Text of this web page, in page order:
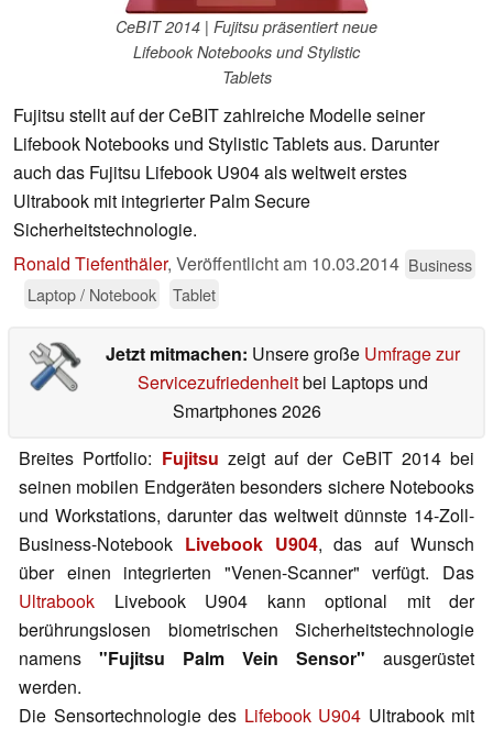
CeBIT 2014 | Fujitsu präsentiert neue
Lifebook Notebooks und Stylistic
Tablets
Fujitsu stellt auf der CeBIT zahlreiche Modelle seiner
Lifebook Notebooks und Stylistic Tablets aus. Darunter
auch das Fujitsu Lifebook U904 als weltweit erstes
Ultrabook mit integrierter Palm Secure
Sicherheitstechnologie.
Ronald Tiefenthäler, Veröffentlicht am 10.03.2014 Business
Laptop / Notebook
Tablet
Jetzt mitmachen: Unsere große Umfrage zur
Servicezufriedenheitbei Laptops und
Smartphones 2026
Breites Portfolio: Fujitsu zeigt auf der CeBIT 2014 bei
seinen mobilen Endgeräten besonders sichere Notebooks
und Workstations, darunter das weltweit dünnste 14-Zoll-
Business-Notebook Livebook U904, das auf Wunsch
über einen integrierten "Venen-Scanner" verfügt. Das
Ultrabook Livebook U904 kann optional mit der
berührungslosen biometrischen Sicherheitstechnologie
namens "Fujitsu Palm Vein Sensor" ausgerüstet
werden.
Die Sensortechnologie des Lifebook U904 Ultrabook mit